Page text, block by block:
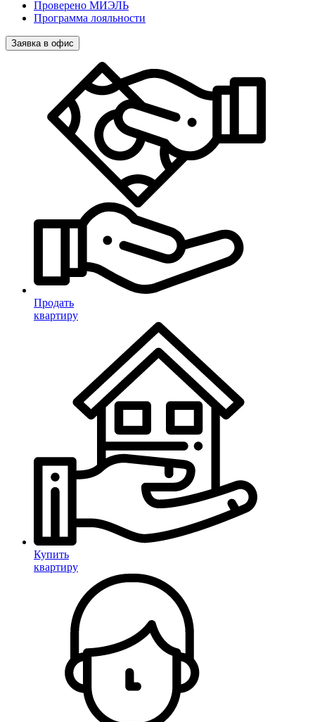
Проверено МИЭЛЬ
Программа лояльности
Заявка в офис
Продать
квартиру
Купить
квартиру